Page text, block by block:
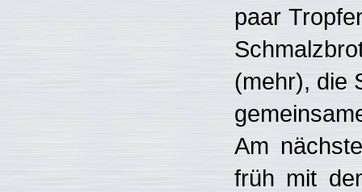
paar
(mehr), die
Am
früh mit